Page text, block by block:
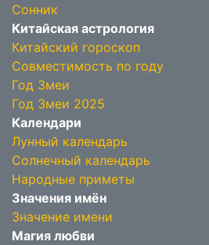
Сонник
Китайская астрология
Китайский гороскоп
Совместимость по году
Год Змеи
Год Змеи 2025
Календари
Лунный календарь
Солнечный календарь
Народные приметы
Значения имён
Значение имени
Магия любви